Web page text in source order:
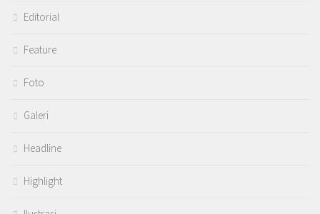
Editorial
Feature
Foto
Galeri
Headline
Highlight